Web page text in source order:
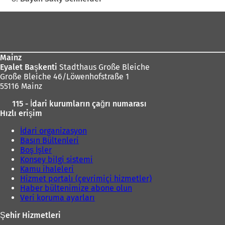
Mainz
Eyalet Başkenti Stadthaus Große Bleiche
Große Bleiche 46/Löwenhofstraße 1
55116 Mainz
115 - İdari kurumların çağrı numarası
Hızlı erişim
İdari organizasyon
Basın Bültenleri
Boş İşler
Konsey bilgi sistemi
Kamu ihaleleri
Hizmet portalı (çevrimiçi hizmetler)
Haber bültenimize abone olun
Veri koruma ayarları
Şehir Hizmetleri